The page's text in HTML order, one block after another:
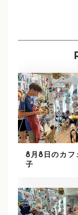
8月8日のカフ
子